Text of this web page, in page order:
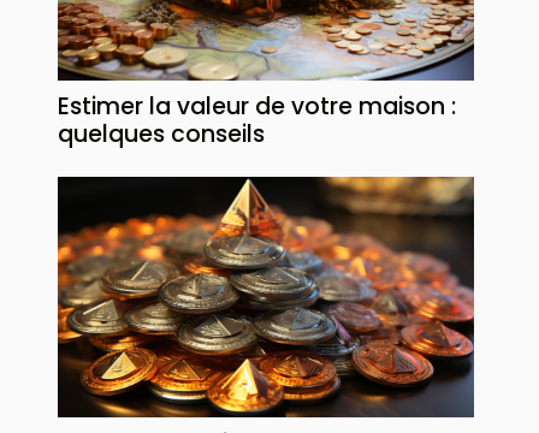
Estimer la valeur de votre maison :
quelques conseils